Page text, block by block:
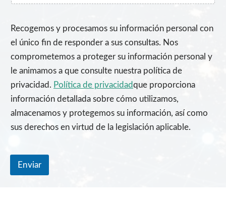
a
h
i
o
s
Recogemos y procesamos su información personal con
el único fin de responder a sus consultas. Nos
comprometemos a proteger su información personal y
le animamos a que consulte nuestra política de
privacidad. Política de privacidadque proporciona
información detallada sobre cómo utilizamos,
almacenamos y protegemos su información, así como
sus derechos en virtud de la legislación aplicable.
Enviar